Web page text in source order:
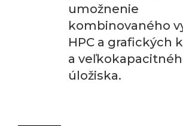
umožnenie
kombinovaného
HPC a grafických
a
úložiska.